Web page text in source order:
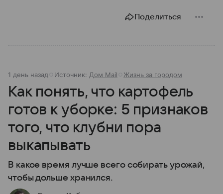
Поделиться
1 день назад Источник: Дом Mail Жизнь за городом
Как понять, что картофель
готов к уборке: 5 признаков
того, что клубни пора
выкапывать
В какое время лучше всего собирать урожай,
чтобы дольше хранился.